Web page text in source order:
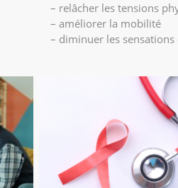
– relâcher les tensions
– améliorer la mobilité
– diminuer les